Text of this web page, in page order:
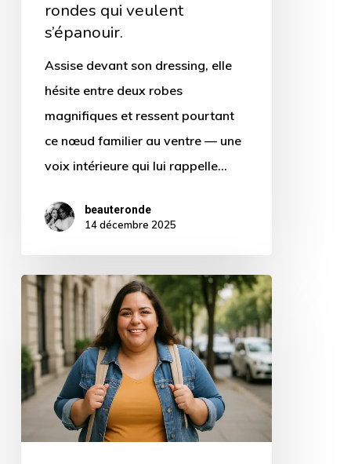
veulent
rondes qui veulent
s’épanouir.
Assise devant son dressing, elle
hésite entre deux robes
magnifiques et ressent pourtant
ce nœud familier au ventre — une
voix intérieure qui lui rappelle…
beauteronde
14 décembre 2025
Trouver
des
compagnons
de
voyage